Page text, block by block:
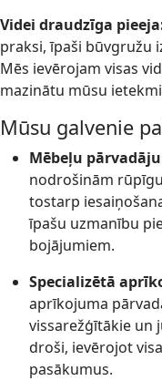
Videi draudzīga
praksi, īpaši būvgružu
Mēs ievērojam visas
mazinātu mūsu
Mūsu galvenie
Mēbeļu
nodrošinām
tostarp
īpašu uzmanību
bojājumiem.
Specializētā
aprīkojuma
vissarežģītākie un
droši, ievērojot
pasākumus.